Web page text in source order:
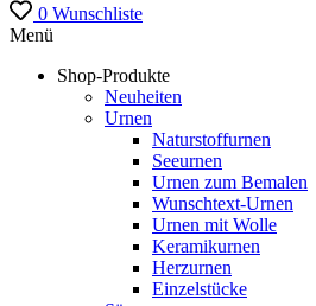
0 Wunschliste
Menü
Shop-Produkte
Neuheiten
Urnen
Naturstoffurnen
Seeurnen
Urnen zum Bemalen
Wunschtext-Urnen
Urnen mit Wolle
Keramikurnen
Herzurnen
Einzelstücke